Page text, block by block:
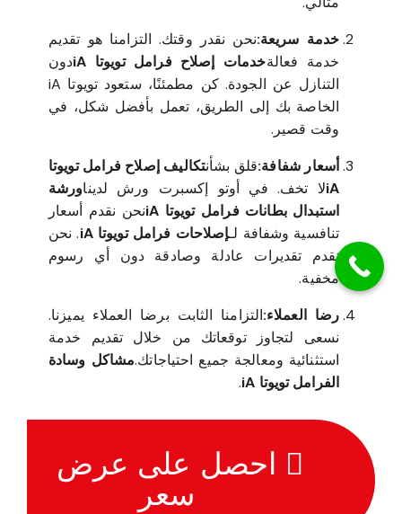
خدمة سريعة:نحن نقدر وقتك. التزامنا هو تقديم
خدمة فعالةخدمات إصلاح فرامل تويوتا iA
دون
التنازل عن الجودة. كن مطمئنًا، ستعود تويوتا iA
الخاصة بك إلى الطريق، تعمل بأفضل شكل، في
وقت قصير.
أسعار شفافة:قلق بشأنتكاليف إصلاح فرامل تويوتا
iAلا تخف. في أوتو إكسبرت ورش لديناورشة
استبدال بطانات فرامل تويوتا iA
نحن نقدم أسعار
تنافسية وشفافة لـإصلاحات فرامل تويوتا iA
. نحن
نقدم تقديرات عادلة وصادقة دون أي رسوم
مخفية.
رضا العملاء:التزامنا الثابت برضا العملاء يميزنا.
نسعى لتجاوز توقعاتك من خلال تقديم خدمة
استثنائية ومعالجة جميع احتياجاتك.مشاكل وسادة
الفرامل تويوتا iA
.
احصل على عرض
سعر